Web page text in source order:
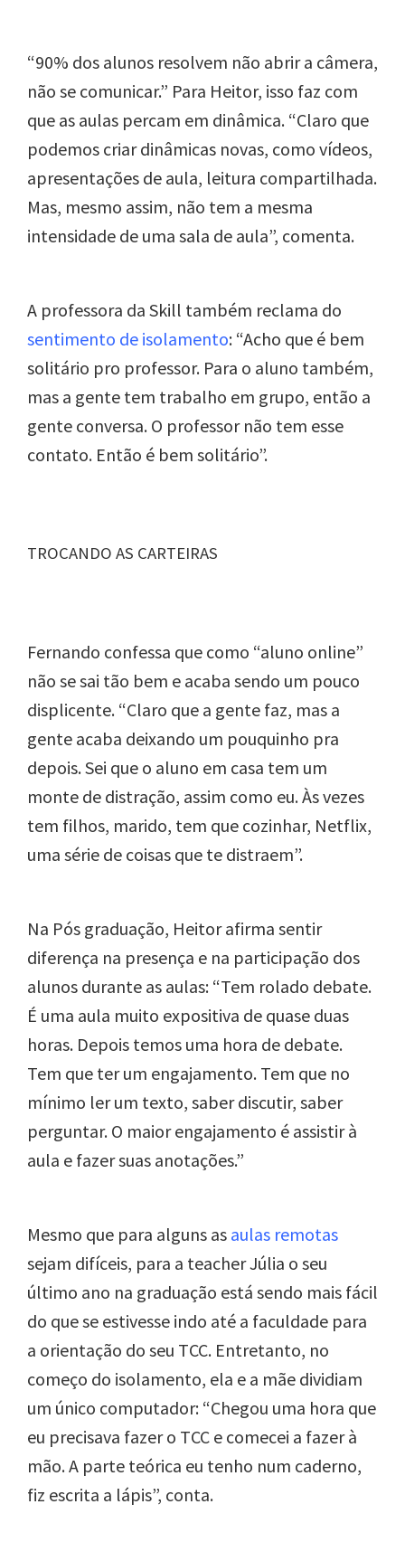
“90% dos alunos resolvem não abrir a câmera,
não se comunicar.” Para Heitor, isso faz com
que as aulas percam em dinâmica. “Claro que
podemos criar dinâmicas novas, como vídeos,
apresentações de aula, leitura compartilhada.
Mas, mesmo assim, não tem a mesma
intensidade de uma sala de aula”, comenta.
A professora da Skill também reclama do
sentimento de isolamento: “Acho que é bem
solitário pro professor. Para o aluno também,
mas a gente tem trabalho em grupo, então a
gente conversa. O professor não tem esse
contato. Então é bem solitário”.
TROCANDO AS CARTEIRAS
Fernando confessa que como “aluno online”
não se sai tão bem e acaba sendo um pouco
displicente. “Claro que a gente faz, mas a
gente acaba deixando um pouquinho pra
depois. Sei que o aluno em casa tem um
monte de distração, assim como eu. Às vezes
tem filhos, marido, tem que cozinhar, Netflix,
uma série de coisas que te distraem”.
Na Pós graduação, Heitor afirma sentir
diferença na presença e na participação dos
alunos durante as aulas: “Tem rolado debate.
É uma aula muito expositiva de quase duas
horas. Depois temos uma hora de debate.
Tem que ter um engajamento. Tem que no
mínimo ler um texto, saber discutir, saber
perguntar. O maior engajamento é assistir à
aula e fazer suas anotações.”
Mesmo que para alguns as aulas remotas
sejam difíceis, para a teacher Júlia o seu
último ano na graduação está sendo mais fácil
do que se estivesse indo até a faculdade para
a orientação do seu TCC. Entretanto, no
começo do isolamento, ela e a mãe dividiam
um único computador: “Chegou uma hora que
eu precisava fazer o TCC e comecei a fazer à
mão. A parte teórica eu tenho num caderno,
fiz escrita a lápis”, conta.